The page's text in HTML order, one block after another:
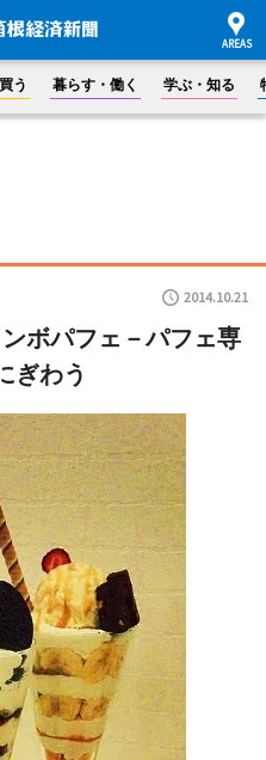
買う 暮らす・働く 学ぶ・知る
2014.10.21
ボパフェ－パフェ専
ぎわう